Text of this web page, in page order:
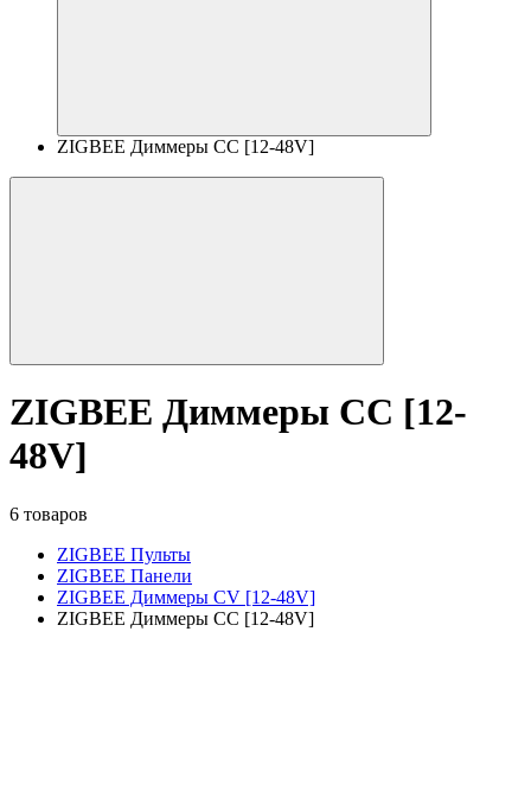
ZIGBEE Диммеры CC [12-48V]
ZIGBEE Диммеры CC [12-
48V]
6 товаров
ZIGBEE Пульты
ZIGBEE Панели
ZIGBEE Диммеры CV [12-48V]
ZIGBEE Диммеры CC [12-48V]